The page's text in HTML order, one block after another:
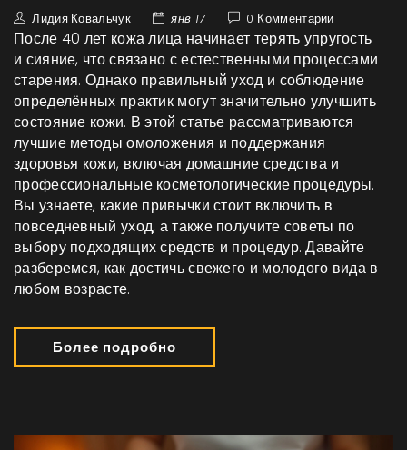
Лидия Ковальчук янв 17 0 Комментарии
После 40 лет кожа лица начинает терять упругость
и сияние, что связано с естественными процессами
старения. Однако правильный уход и соблюдение
определённых практик могут значительно улучшить
состояние кожи. В этой статье рассматриваются
лучшие методы омоложения и поддержания
здоровья кожи, включая домашние средства и
профессиональные косметологические процедуры.
Вы узнаете, какие привычки стоит включить в
повседневный уход, а также получите советы по
выбору подходящих средств и процедур. Давайте
разберемся, как достичь свежего и молодого вида в
любом возрасте.
Более подробно